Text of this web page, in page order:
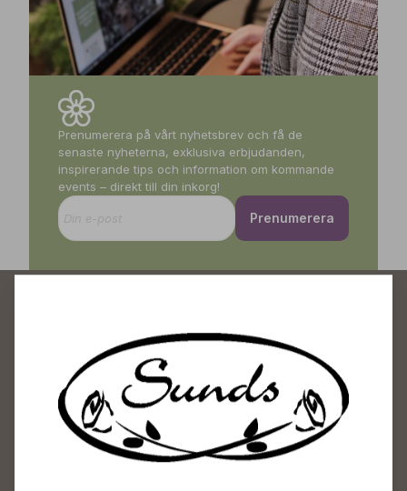
Prenumerera på vårt nyhetsbrev och få de
senaste nyheterna, exklusiva erbjudanden,
inspirerande tips och information om kommande
events – direkt till din inkorg!
Prenumerera
Sunds Trädgårdscenter